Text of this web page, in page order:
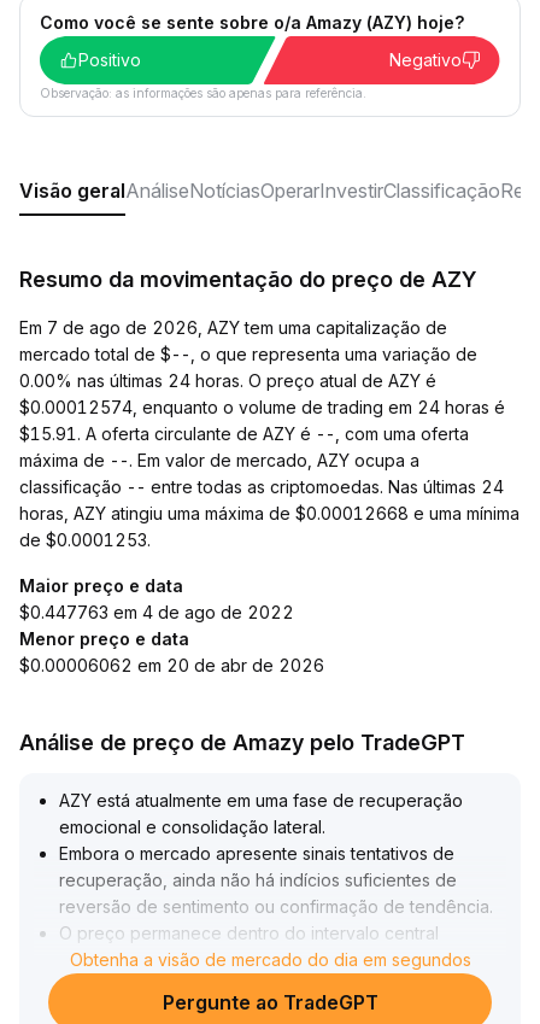
Como você se sente sobre o/a Amazy (AZY) hoje?
Positivo
Negativo
Observação: as informações são apenas para referência.
Visão geralAnáliseNotíciasOperarInvestirClassificação
Resumo da movimentação do preço de AZY
Em 7 de ago de 2026, AZY tem uma capitalização de
mercado total de $--, o que representa uma variação de
0.00% nas últimas 24 horas. O preço atual de AZY é
$0.00012574, enquanto o volume de trading em 24 horas é
$15.91. A oferta circulante de AZY é --, com uma oferta
máxima de --. Em valor de mercado, AZY ocupa a
classificação -- entre todas as criptomoedas. Nas últimas 24
horas, AZY atingiu uma máxima de $0.00012668 e uma mínima
de $0.0001253.
Maior preço e data
$0.447763 em 4 de ago de 2022
Menor preço e data
$0.00006062 em 20 de abr de 2026
Análise de preço de Amazy pelo TradeGPT
AZY está atualmente em uma fase de recuperação
emocional e consolidação lateral.
Embora o mercado apresente sinais tentativos de
recuperação, ainda não há indícios suficientes de
reversão de sentimento ou confirmação de tendência.
O preço permanece dentro do intervalo central
(recomenda-se observar o rompimento dos recentes
máximos e suportes principais), e do ponto de vista
técnico, falta uma ressonância eficaz entre volume e
Obtenha a visão de mercado do dia em segundos
Pergunte ao TradeGPT